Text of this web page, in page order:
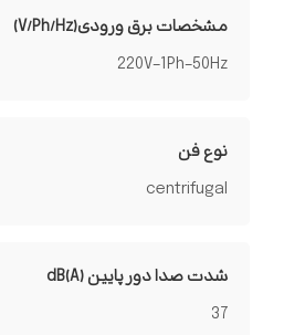
مشخصات برق ورودی(V/Ph/Hz)
220V-1Ph-50Hz
نوع فن
centrifugal
شدت صدا دور پایین dB(A)
37